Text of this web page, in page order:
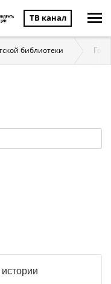
ТВ канал
библиотеки